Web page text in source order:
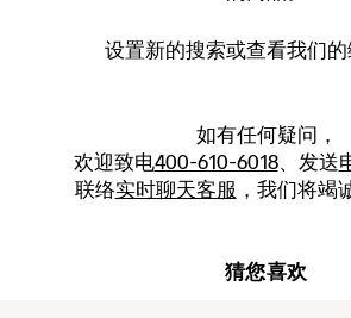
设置新的搜索或查看我们
如有任何疑问，
欢迎致电400-610-6018、发送
联络实时聊天客服 ，我们将竭
猜您喜欢